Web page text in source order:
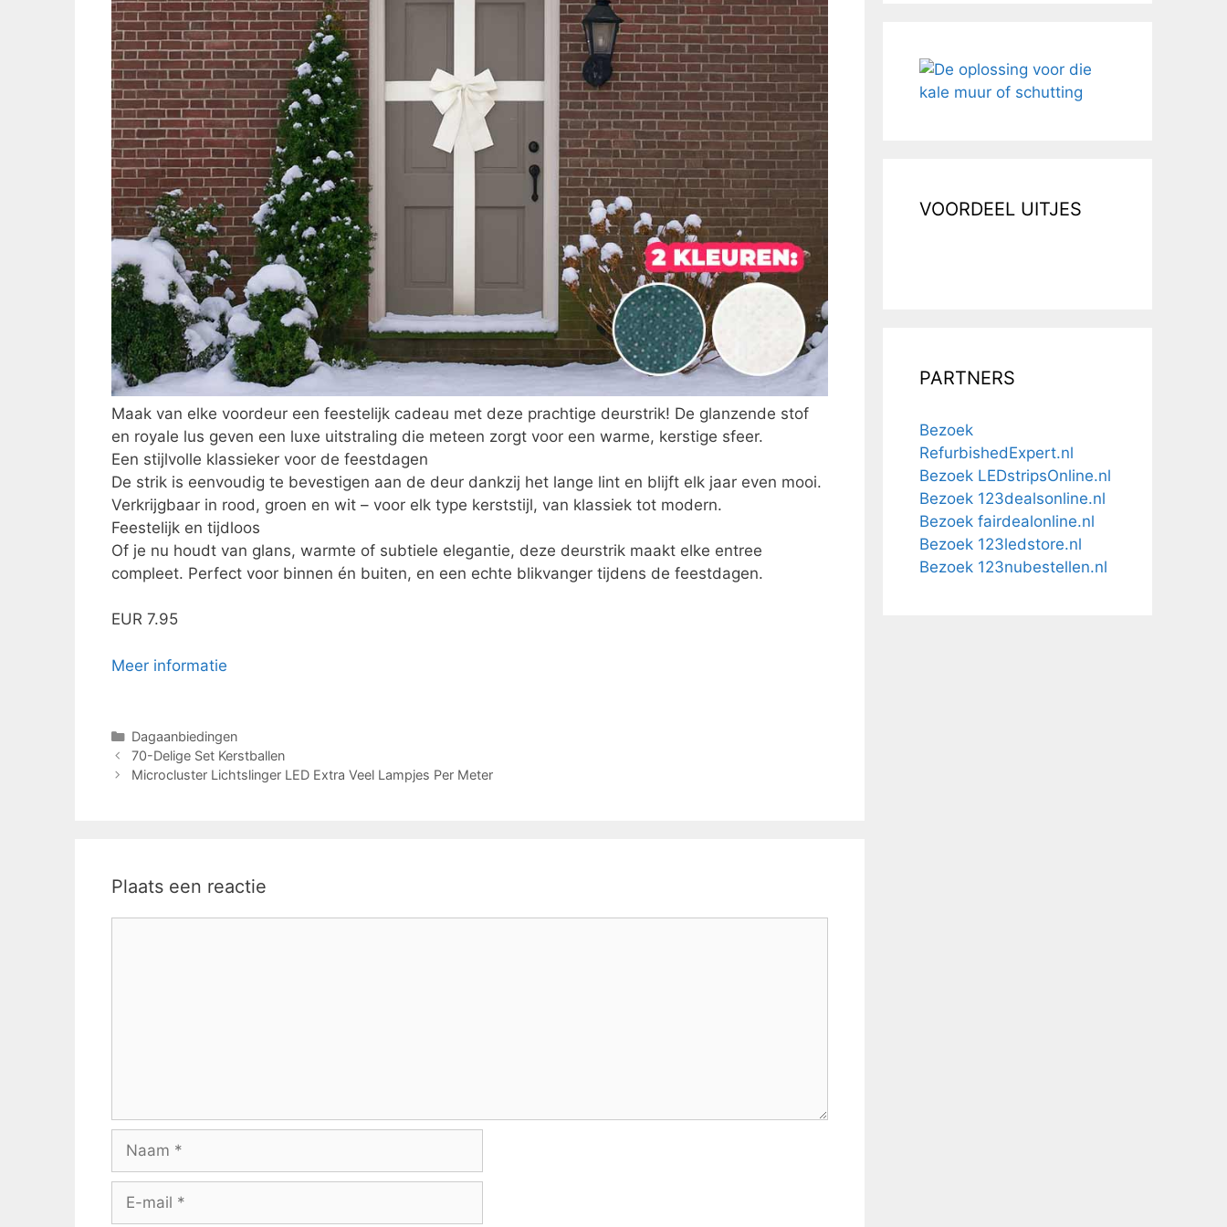
Maak van elke voordeur een feestelijk cadeau met deze prachtige deurstrik! De glanzende stof
en royale lus geven een luxe uitstraling die meteen zorgt voor een warme, kerstige sfeer.
Een stijlvolle klassieker voor de feestdagen
De strik is eenvoudig te bevestigen aan de deur dankzij het lange lint en blijft elk jaar even mooi.
Verkrijgbaar in rood, groen en wit – voor elk type kerststijl, van klassiek tot modern.
Feestelijk en tijdloos
Of je nu houdt van glans, warmte of subtiele elegantie, deze deurstrik maakt elke entree
compleet. Perfect voor binnen én buiten, en een echte blikvanger tijdens de feestdagen.
EUR 7.95
Meer informatie
Categorieën
Dagaanbiedingen
70-Delige Set Kerstballen
Microcluster Lichtslinger LED Extra Veel Lampjes Per Meter
Plaats een reactie
Naam
VOORDEEL UITJES
PARTNERS
Bezoek
RefurbishedExpert.nl
Bezoek LEDstripsOnline.nl
Bezoek 123dealsonline.nl
Bezoek fairdealonline.nl
Bezoek 123ledstore.nl
Bezoek 123nubestellen.nl